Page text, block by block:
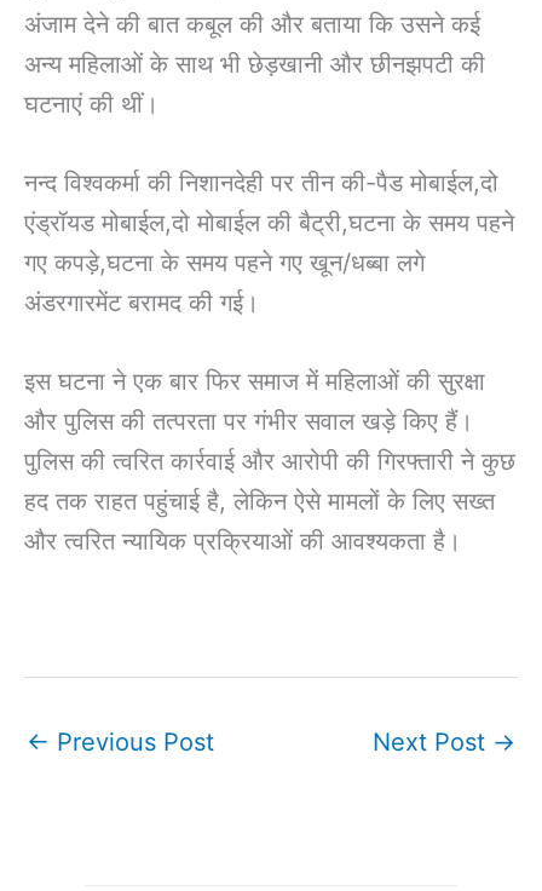
अंजाम देने की बात कबूल की और बताया कि उसने कई
अन्य महिलाओं के साथ भी छेड़खानी और छीनझपटी की
घटनाएं की थीं।
नन्द विश्वकर्मा की निशानदेही पर तीन की-पैड मोबाईल,दो
एंड्रॉयड मोबाईल,दो मोबाईल की बैट्री,घटना के समय पहने
गए कपड़े,घटना के समय पहने गए खून/धब्बा लगे
अंडरगारमेंट बरामद की गई।
इस घटना ने एक बार फिर समाज में महिलाओं की सुरक्षा
और पुलिस की तत्परता पर गंभीर सवाल खड़े किए हैं।
पुलिस की त्वरित कार्रवाई और आरोपी की गिरफ्तारी ने कुछ
हद तक राहत पहुंचाई है, लेकिन ऐसे मामलों के लिए सख्त
और त्वरित न्यायिक प्रक्रियाओं की आवश्यकता है।
← Previous Post Next Post →